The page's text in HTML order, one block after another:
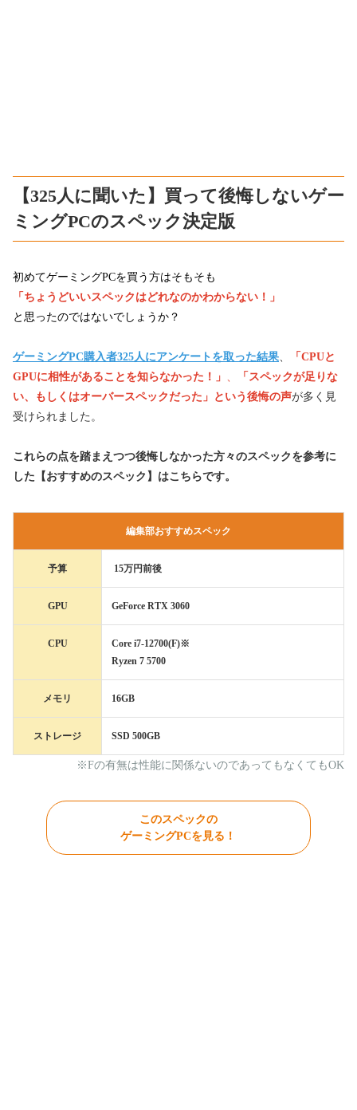
【325人に聞いた】買って後悔しないゲー
ミングPCのスペック決定版
初めてゲーミングPCを買う方はそもそも
「ちょうどいいスペックはどれなのかわからない！」
と思ったのではないでしょうか？
ゲーミングPC購入者325人にアンケートを取った結果、
「CPUと
GPUに相性があることを知らなかった！」 、
「スペックが足りな
い、もしくはオーバースペックだった」という後悔の声が多く見
受けられました。
これらの点を踏まえつつ後悔しなかった方々のスペックを参考に
した【おすすめのスペック】はこちらです。
編集部おすすめスペック
予算 15万円前後
GPU GeForce RTX 3060
CPU
Core i7-12700(F)※
Ryzen 7 5700
メモリ 16GB
ストレージ SSD 500GB
※Fの有無は性能に関係ないのであってもなくてもOK
このスペックの
ゲーミングPCを見る！